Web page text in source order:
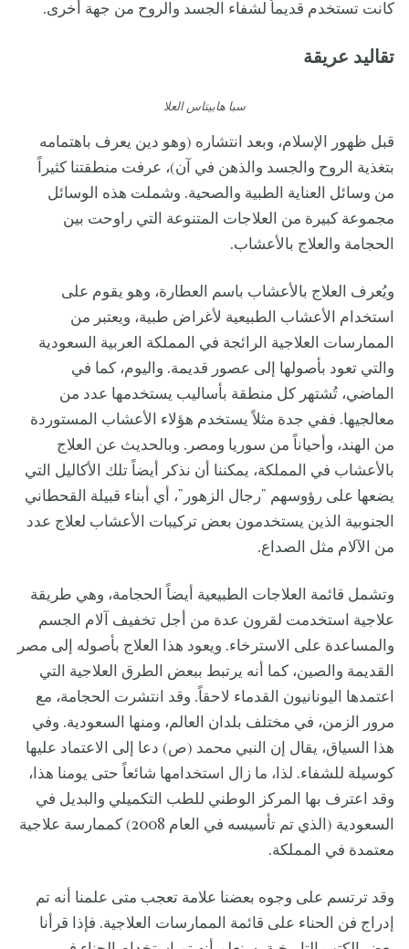
كانت تستخدم قديماً لشفاء الجسد والروح من جهة أخرى.
تقاليد عريقة
سبا هابيتاس العلا
قبل ظهور الإسلام، وبعد انتشاره (وهو دين يعرف باهتمامه
بتغذية الروح والجسد والذهن في آن)، عرفت منطقتنا كثيراً
من وسائل العناية الطبية والصحية. وشملت هذه الوسائل
مجموعة كبيرة من العلاجات المتنوعة التي راوحت بين
الحجامة والعلاج بالأعشاب.
ويُعرف العلاج بالأعشاب باسم العطارة، وهو يقوم على
استخدام الأعشاب الطبيعية لأغراض طبية، ويعتبر من
الممارسات العلاجية الرائجة في المملكة العربية السعودية
والتي تعود بأصولها إلى عصور قديمة. واليوم، كما في
الماضي، تُشتهر كل منطقة بأساليب يستخدمها عدد من
معالجيها. ففي جدة مثلاً يستخدم هؤلاء الأعشاب المستوردة
من الهند، وأحياناً من سوريا ومصر. وبالحديث عن العلاج
بالأعشاب في المملكة، يمكننا أن نذكر أيضاً تلك الأكاليل التي
يضعها على رؤوسهم "رجال الزهور"، أي أبناء قبيلة القحطاني
الجنوبية الذين يستخدمون بعض تركيبات الأعشاب لعلاج عدد
من الآلام مثل الصداع.
وتشمل قائمة العلاجات الطبيعية أيضاً الحجامة، وهي طريقة
علاجية استخدمت لقرون عدة من أجل تخفيف آلام الجسم
والمساعدة على الاسترخاء. ويعود هذا العلاج بأصوله إلى مصر
القديمة والصين، كما أنه يرتبط ببعض الطرق العلاجية التي
اعتمدها اليونانيون القدماء لاحقاً. وقد انتشرت الحجامة، مع
مرور الزمن، في مختلف بلدان العالم، ومنها السعودية. وفي
هذا السياق، يقال إن النبي محمد (ص) دعا إلى الاعتماد عليها
كوسيلة للشفاء. لذا، ما زال استخدامها شائعاً حتى يومنا هذا،
وقد اعترف بها المركز الوطني للطب التكميلي والبديل في
السعودية (الذي تم تأسيسه في العام 2008) كممارسة علاجية
معتمدة في المملكة.
وقد ترتسم على وجوه بعضنا علامة تعجب متى علمنا أنه تم
إدراج فن الحناء على قائمة الممارسات العلاجية. فإذا قرأنا